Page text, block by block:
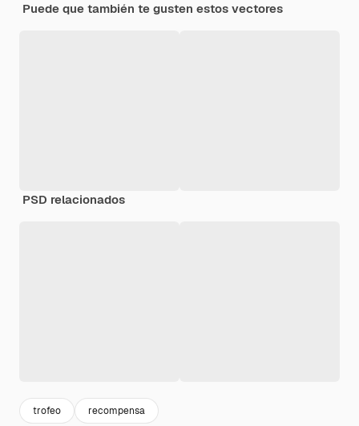
Puede que también te gusten estos vectores
PSD relacionados
trofeo recompensa